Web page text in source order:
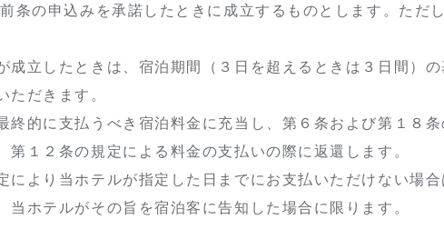
条の申込みを承諾したときに成立するものとします。ただ
立したときは、宿泊期間（３日を超えるときは３日間）
ただきます。
的に支払うべき宿泊料金に充当し、第６条および第１８
１２条の規定による料金の支払いの際に返還します。
より当ホテルが指定した日までにお支払いただけない場
ホテルがその旨を宿泊客に告知した場合に限ります。